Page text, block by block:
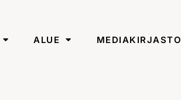
ALUE MEDIAKIRJASTO